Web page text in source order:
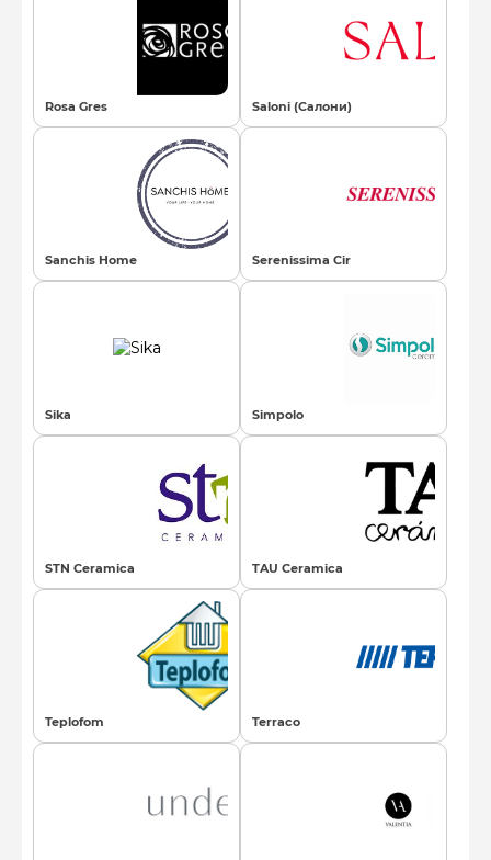
Rosa Gres Saloni (Салони)
Sanchis Home Serenissima Cir
Sika Simpolo
STN Ceramica TAU Ceramica
Teplofom Terraco